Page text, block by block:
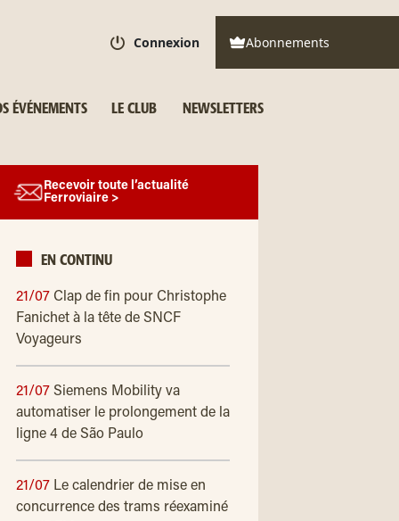
Connexion Abonnements
ÉVÉNEMENTS LE CLUB NEWSLETTERS
Recevoir toute l’actualité
Ferroviaire >
EN CONTINU
21/07 Clap de fin pour Christophe
Fanichet à la tête de SNCF
Voyageurs
21/07 Siemens Mobility va
automatiser le prolongement de la
ligne 4 de São Paulo
21/07 Le calendrier de mise en
concurrence des trams réexaminé